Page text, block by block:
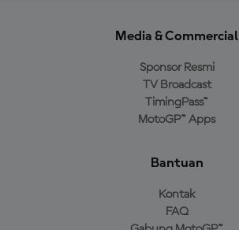
Media & Commercial
Sponsor Resmi
TV Broadcast
TimingPass™
MotoGP™ Apps
Bantuan
Kontak
FAQ